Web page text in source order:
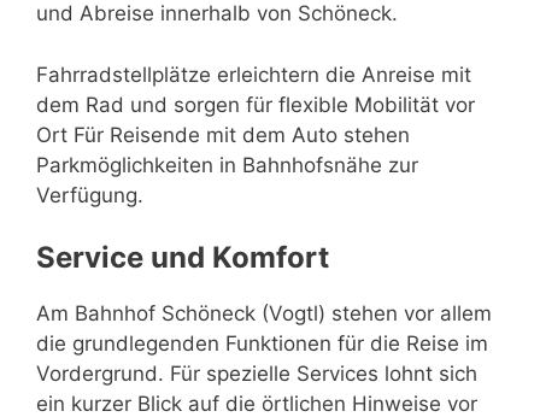
und Abreise innerhalb von Schöneck.
Fahrradstellplätze erleichtern die Anreise mit
dem Rad und sorgen für flexible Mobilität vor
Ort Für Reisende mit dem Auto stehen
Parkmöglichkeiten in Bahnhofsnähe zur
Verfügung.
Service und Komfort
Am Bahnhof Schöneck (Vogtl) stehen vor allem
die grundlegenden Funktionen für die Reise im
Vordergrund. Für spezielle Services lohnt sich
ein kurzer Blick auf die örtlichen Hinweise vor